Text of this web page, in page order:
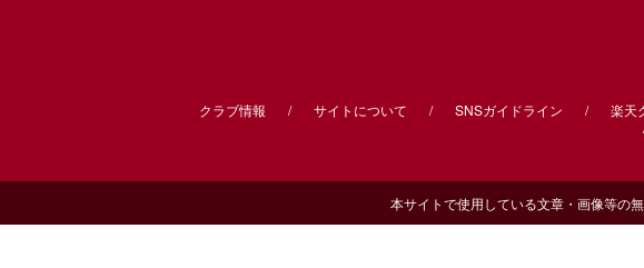
クラブ情報 サイトについて SNSガイドライン 楽天
本サイトで使用している文章・画像等の